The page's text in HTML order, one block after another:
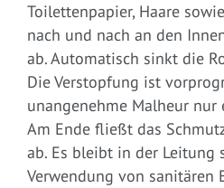
Toilettenpapier, Haare
nach und nach an den
ab. Automatisch sinkt die
Die Verstopfung ist
unangenehme Malheur nur
Am Ende fließt das
ab. Es bleibt in der Leitung
Verwendung von sanitären